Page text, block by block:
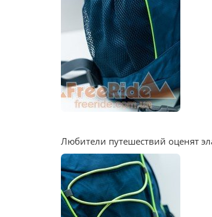
Любители путешествий оценят